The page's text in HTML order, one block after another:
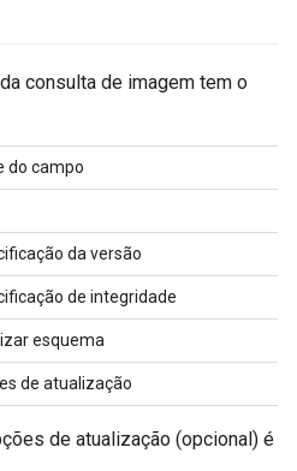
consulta de imagem tem o
do campo
da versão
de integridade
esquema
de atualização
de atualização (opcional) é